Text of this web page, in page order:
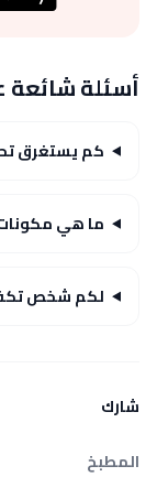
أسئلة
كم يستغرق
ما هي
لكم شخص
شارك
المطبخ